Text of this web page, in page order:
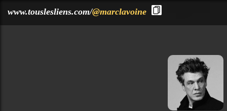
www.touslesliens.com/@marclavoine